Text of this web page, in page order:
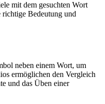
mit dem gesuchten Wort
Bedeutung und
neben einem Wort, um
ermöglichen den Vergleich
und das Üben einer